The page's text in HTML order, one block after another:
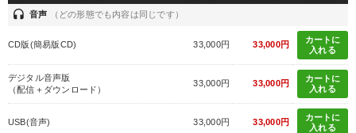
headset 音声 （どの形態でも内容は同じです）
CD版(簡易版CD) 33,000円 33,000円
カートに
入れる
デジタル音声版
（配信＋ダウンロード）
33,000円 33,000円
カートに
入れる
USB(音声) 33,000円 33,000円
カートに
入れる